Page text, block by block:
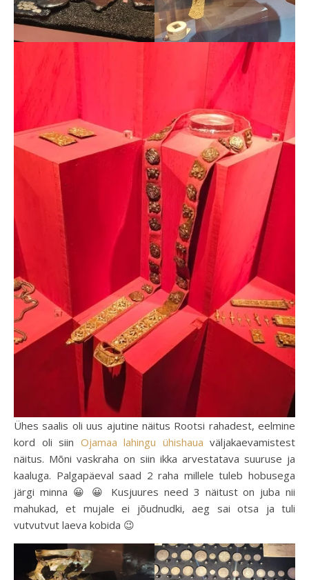
Ühes saalis oli uus ajutine näitus Rootsi rahadest, eelmine
kord oli siin Ojamaa lahingu ühishaua väljakaevamistest
näitus. Mõni vaskraha on siin ikka arvestatava suuruse ja
kaaluga. Palgapäeval saad 2 raha millele tuleb hobusega
järgi minna 😀 😀 Kusjuures need 3 näitust on juba nii
mahukad, et mujale ei jõudnudki, aeg sai otsa ja tuli
vutvutvut laeva kobida 😉